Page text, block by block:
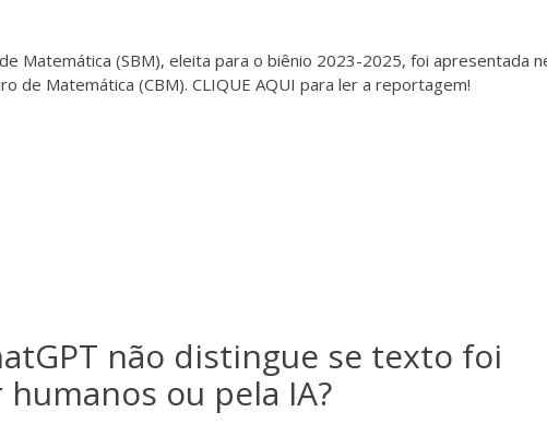
Matemática (SBM), eleita para o biênio 2023-2025, foi apresentada
de Matemática (CBM). CLIQUE AQUI para ler a reportagem!
não distingue se texto foi
ou pela IA?